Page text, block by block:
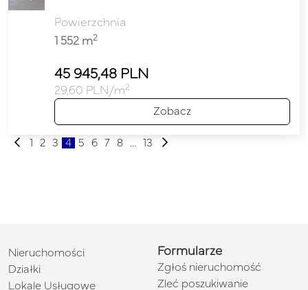
Powierzchnia
1 552 m2
45 945,48 PLN
29,60 PLN/m2
Zobacz
1 2 3 4 5 6 7 8 ... 13
Nieruchomości
Działki
Lokale Usługowe
Formularze
Zgłoś nieruchomość
Zleć poszukiwanie